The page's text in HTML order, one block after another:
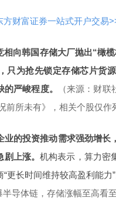
财富证券一站式开户交易
向韩国存储大厂抛出“橄
只为抢先锁定存储芯片货
严峻程度。
（来源：财
前所未有》，相关个股仅作
业的投资推动需求强劲增
剧上涨。机构表示，算力密
更长时间维持较高盈利能力”
导体链，存储涨幅至高看至